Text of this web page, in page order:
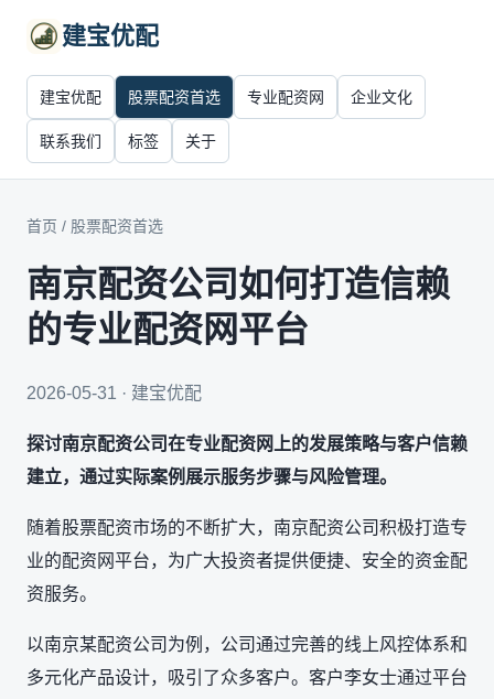
建宝优配
建宝优配 股票配资首选 专业配资网 企业文化
联系我们 标签 关于
首页 / 股票配资首选
南京配资公司如何打造信赖
的专业配资网平台
2026-05-31 · 建宝优配
探讨南京配资公司在专业配资网上的发展策略与客户信赖
建立，通过实际案例展示服务步骤与风险管理。
随着股票配资市场的不断扩大，南京配资公司积极打造专
业的配资网平台，为广大投资者提供便捷、安全的资金配
资服务。
以南京某配资公司为例，公司通过完善的线上风控体系和
多元化产品设计，吸引了众多客户。客户李女士通过平台